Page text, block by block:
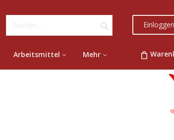
Arbeitsmittel Mehr